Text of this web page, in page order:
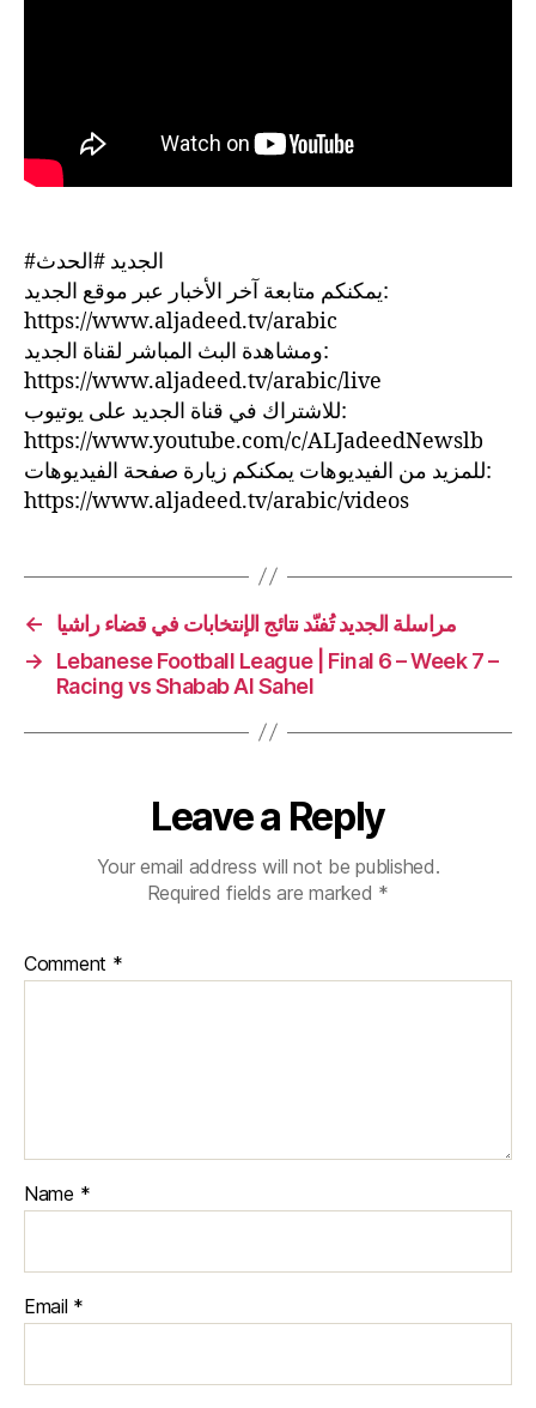
#الجديد #الحدث
يمكنكم متابعة آخر الأخبار عبر موقع الجديد:
https://www.aljadeed.tv/arabic
ومشاهدة البث المباشر لقناة الجديد:
https://www.aljadeed.tv/arabic/live
للاشتراك في قناة الجديد على يوتيوب:
https://www.youtube.com/c/ALJadeedNewslb
للمزيد من الفيديوهات يمكنكم زيارة صفحة الفيديوهات:
https://www.aljadeed.tv/arabic/videos
←
مراسلة الجديد تُفنّد نتائج الإنتخابات في قضاء راشيا
→
Lebanese Football League | Final 6 – Week 7 –
Racing vs Shabab Al Sahel
Leave a Reply
Your email address will not be published.
Required fields are marked *
Comment *
Name *
Email *